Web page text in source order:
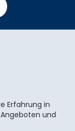
Erfahrung in
und